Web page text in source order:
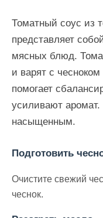
Томатный соус из
представляет
мясных блюд.
и варят с
помогает
усиливают аромат.
насыщенным.
Подготовить
Очистите свежий
чеснок.